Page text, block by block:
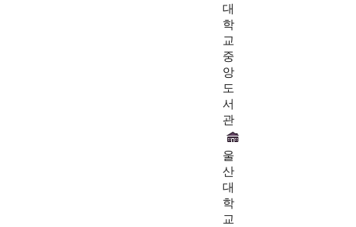
대
학
교
중
앙
도
서
관
울
산
대
학
교